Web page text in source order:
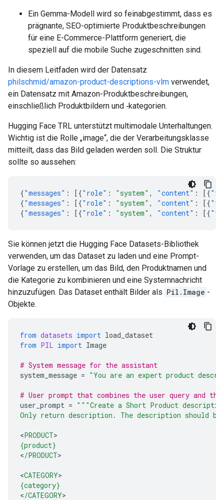
Ein Gemma-Modell wird so feinabgestimmt, dass es
prägnante, SEO-optimierte Produktbeschreibungen
für eine E-Commerce-Plattform generiert, die
speziell auf die mobile Suche zugeschnitten sind.
In diesem Leitfaden wird der Datensatz
philschmid/amazon-product-descriptions-vlm verwendet,
ein Datensatz mit Amazon-Produktbeschreibungen,
einschließlich Produktbildern und ‑kategorien.
Hugging Face TRL unterstützt multimodale Unterhaltungen.
Wichtig ist die Rolle „image“, die der Verarbeitungsklasse
mitteilt, dass das Bild geladen werden soll. Die Struktur
sollte so aussehen:
{"messages" : [{"role" : "system" , "content" : [{
{"messages" : [{"role" : "system" , "content" : [{
{"messages" : [{"role" : "system" , "content" : [{
Sie können jetzt die Hugging Face Datasets-Bibliothek
verwenden, um das Dataset zu laden und eine Prompt-
Vorlage zu erstellen, um das Bild, den Produktnamen und
die Kategorie zu kombinieren und eine Systemnachricht
hinzuzufügen. Das Dataset enthält Bilder als Pil.Image -
Objekte.
from datasets import load_dataset
from PIL import Image
# System message for the assistant
system_message = "You are an expert product
# User prompt that combines the user query and the
user_prompt = """Create a Short Product description
Only return description. The description should
<PRODUCT
{product}
</PRODUCT>
<CATEGORY
{category}
</CATEGORY